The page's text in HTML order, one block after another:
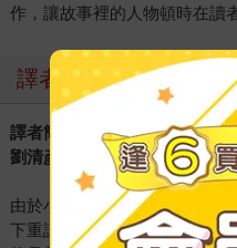
作，讓故事裡的人物頓時在讀
譯者
譯者簡介
劉清彥
由於小姪子是羅德．達爾的忠
下重譯經典的重責大任，希望